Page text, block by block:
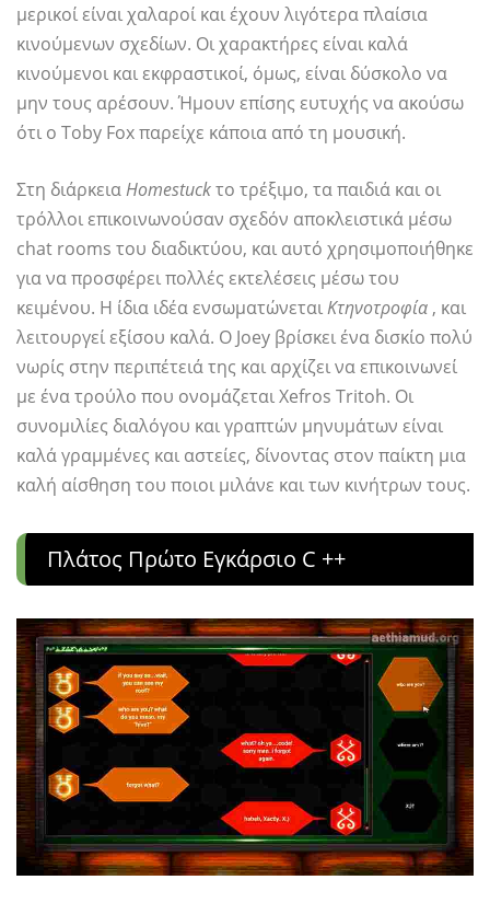
μερικοί είναι χαλαροί και έχουν λιγότερα πλαίσια
κινούμενων σχεδίων. Οι χαρακτήρες είναι καλά
κινούμενοι και εκφραστικοί, όμως, είναι δύσκολο να
μην τους αρέσουν. Ήμουν επίσης ευτυχής να ακούσω
ότι ο Toby Fox παρείχε κάποια από τη μουσική.
Στη διάρκειαHomestuckτο τρέξιμο, τα παιδιά και οι
τρόλλοι επικοινωνούσαν σχεδόν αποκλειστικά μέσω
chat rooms του διαδικτύου, και αυτό χρησιμοποιήθηκε
για να προσφέρει πολλές εκτελέσεις μέσω του
κειμένου. Η ίδια ιδέα ενσωματώνεταιΚτηνοτροφία , και
λειτουργεί εξίσου καλά. Ο Joey βρίσκει ένα δισκίο πολύ
νωρίς στην περιπέτειά της και αρχίζει να επικοινωνεί
με ένα τρούλο που ονομάζεται Xefros Tritoh. Οι
συνομιλίες διαλόγου και γραπτών μηνυμάτων είναι
καλά γραμμένες και αστείες, δίνοντας στον παίκτη μια
καλή αίσθηση του ποιοι μιλάνε και των κινήτρων τους.
Πλάτος Πρώτο Εγκάρσιο C ++